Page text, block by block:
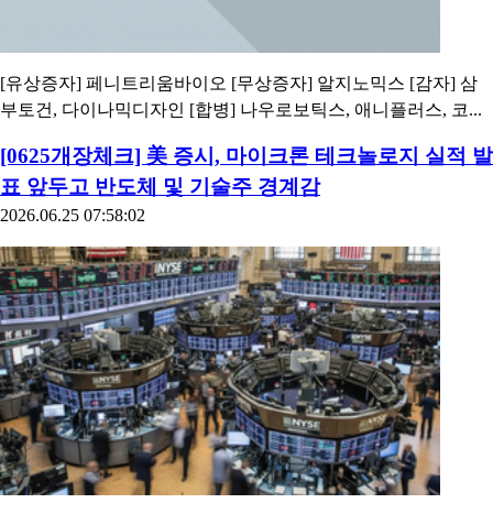
[유상증자] 페니트리움바이오 [무상증자] 알지노믹스 [감자] 삼
부토건, 다이나믹디자인 [합병] 나우로보틱스, 애니플러스, 코...
[0625개장체크] 美 증시, 마이크론 테크놀로지 실적 발
표 앞두고 반도체 및 기술주 경계감
2026.06.25 07:58:02